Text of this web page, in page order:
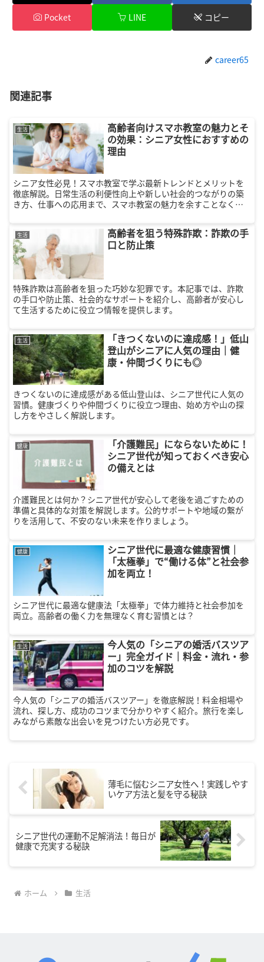
Pocket LINE コピー
career65
関連記事
生活
高齢者向けスマホ教室の魅力とそ
の効果：シニア女性におすすめの
理由
シニア女性必見！スマホ教室で学ぶ最新トレンドとメリットを
徹底解説。日常生活の利便性向上や新しい社会的つながりの築
き方、仕事への応用まで、スマホ教室の魅力を余すことなくお
生活
高齢者を狙う特殊詐欺：詐欺の手
口と防止策
特殊詐欺は高齢者を狙った巧妙な犯罪です。本記事では、詐欺
の手口や防止策、社会的なサポートを紹介し、高齢者が安心し
て生活するために役立つ情報を提供します。
生活
「きつくないのに達成感！」低山
登山がシニアに人気の理由｜健
康・仲間づくりにも◎
きつくないのに達成感がある低山登山は、シニア世代に人気の
習慣。健康づくりや仲間づくりに役立つ理由、始め方や山の探
し方をやさしく解説します。
健康
「介護難民」にならないために！
シニア世代が知っておくべき安心
の備えとは
介護難民とは何か？シニア世代が安心して老後を過ごすための
準備と具体的な対策を解説します。公的サポートや地域の繋が
りを活用して、不安のない未来を作りましょう。
健康
シニア世代に最適な健康習慣｜
「太極拳」で“働ける体”と社会参
加を両立！
シニア世代に最適な健康法「太極拳」で体力維持と社会参加を
両立。高齢者の働く力を無理なく育む習慣とは？
生活
今人気の「シニアの婚活バスツア
ー」完全ガイド｜料金・流れ・参
加のコツを解説
今人気の「シニアの婚活バスツアー」を徹底解説！料金相場や
流れ、探し方、成功のコツまで分かりやすく紹介。旅行を楽し
みながら素敵な出会いを見つけたい方必見です。
薄毛に悩むシニア女性へ！実践しやす
いケア方法と髪を守る秘訣
シニア世代の運動不足解消法！毎日が
健康で充実する秘訣
ホーム 生活